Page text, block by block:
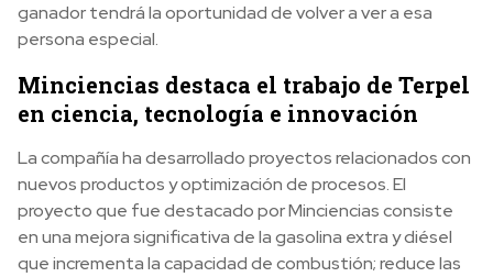
ganador tendrá la oportunidad de volver a vera esa
persona especial.
Minciencias destaca el trabajo de Terpel
en ciencia, tecnología e innovación
La compañía ha desarrollado proyectos relacionados con
nuevos productos y optimización de procesos. El
proyecto que fue destacado por Minciencias consiste
en una mejora significativa de la gasolina extra y diésel
que incrementa la capacidad de combustión; reduce las